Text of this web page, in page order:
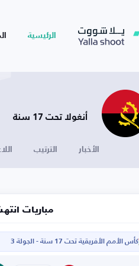
الرئيسية
أنغولا تحت 17 سنة
الأخبار الترتيب
مباريات
كأس الأمم الأفريقية تحت 17 سنة - الجولة 3